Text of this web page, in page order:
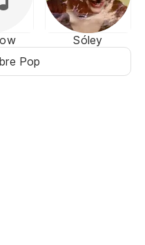
Sóley
Pop